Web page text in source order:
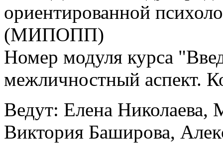
ориентированной
(МИПОПП)
Номер модуля курса
межличностный аспект.
Ведут: Елена Николаева,
Виктория Баширова,